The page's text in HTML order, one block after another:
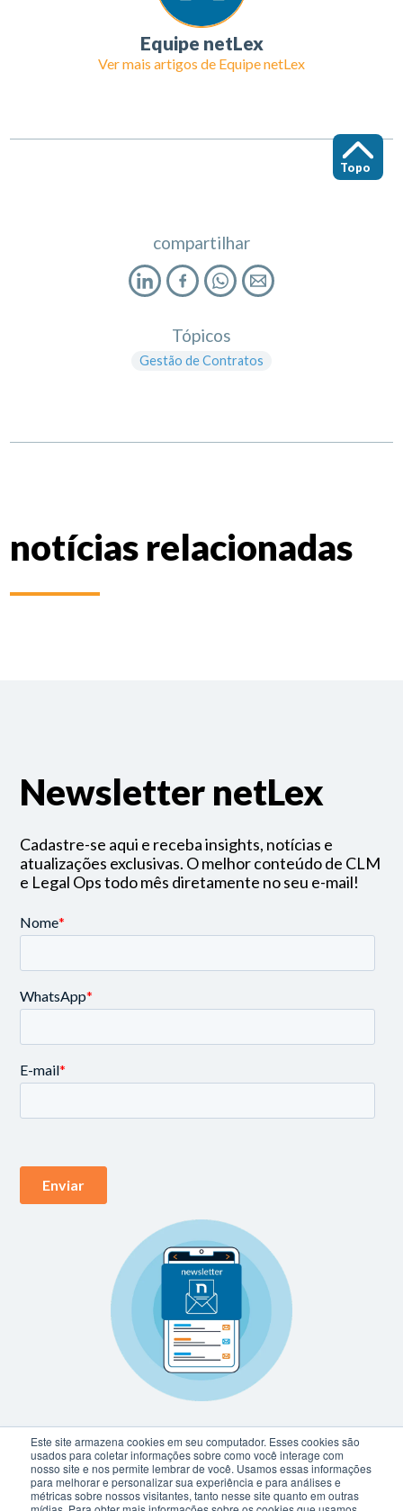
Este site armazena cookies em seu computador. Esses cookies são
usados para coletar informações sobre como você interage com
nosso site e nos permite lembrar de você. Usamos essas informações
para melhorar e personalizar sua experiência e para análises e
métricas sobre nossos visitantes, tanto nesse site quanto em outras
Topo
Equipe netLex
Ver mais artigos de Equipe netLex
Tópicos
Gestão de Contratos
compartilhar
notícias relacionadas
Newsletter netLex
Cadastre-se aqui e receba insights, notícias e
atualizações exclusivas. O melhor conteúdo de CLM
e Legal Ops todo mês diretamente no seu e-mail!